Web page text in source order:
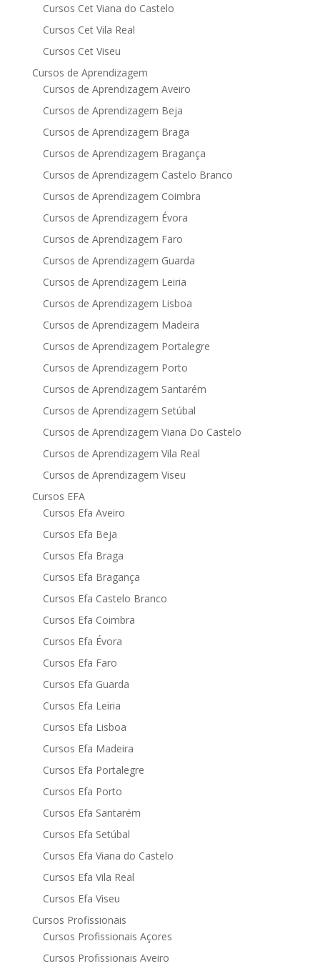
Cursos Cet Viana do Castelo
Cursos Cet Vila Real
Cursos Cet Viseu
Cursos de Aprendizagem
Cursos de Aprendizagem Aveiro
Cursos de Aprendizagem Beja
Cursos de Aprendizagem Braga
Cursos de Aprendizagem Bragança
Cursos de Aprendizagem Castelo Branco
Cursos de Aprendizagem Coimbra
Cursos de Aprendizagem Évora
Cursos de Aprendizagem Faro
Cursos de Aprendizagem Guarda
Cursos de Aprendizagem Leiria
Cursos de Aprendizagem Lisboa
Cursos de Aprendizagem Madeira
Cursos de Aprendizagem Portalegre
Cursos de Aprendizagem Porto
Cursos de Aprendizagem Santarém
Cursos de Aprendizagem Setúbal
Cursos de Aprendizagem Viana Do Castelo
Cursos de Aprendizagem Vila Real
Cursos de Aprendizagem Viseu
Cursos EFA
Cursos Efa Aveiro
Cursos Efa Beja
Cursos Efa Braga
Cursos Efa Bragança
Cursos Efa Castelo Branco
Cursos Efa Coimbra
Cursos Efa Évora
Cursos Efa Faro
Cursos Efa Guarda
Cursos Efa Leiria
Cursos Efa Lisboa
Cursos Efa Madeira
Cursos Efa Portalegre
Cursos Efa Porto
Cursos Efa Santarém
Cursos Efa Setúbal
Cursos Efa Viana do Castelo
Cursos Efa Vila Real
Cursos Efa Viseu
Cursos Profissionais
Cursos Profissionais Açores
Cursos Profissionais Aveiro